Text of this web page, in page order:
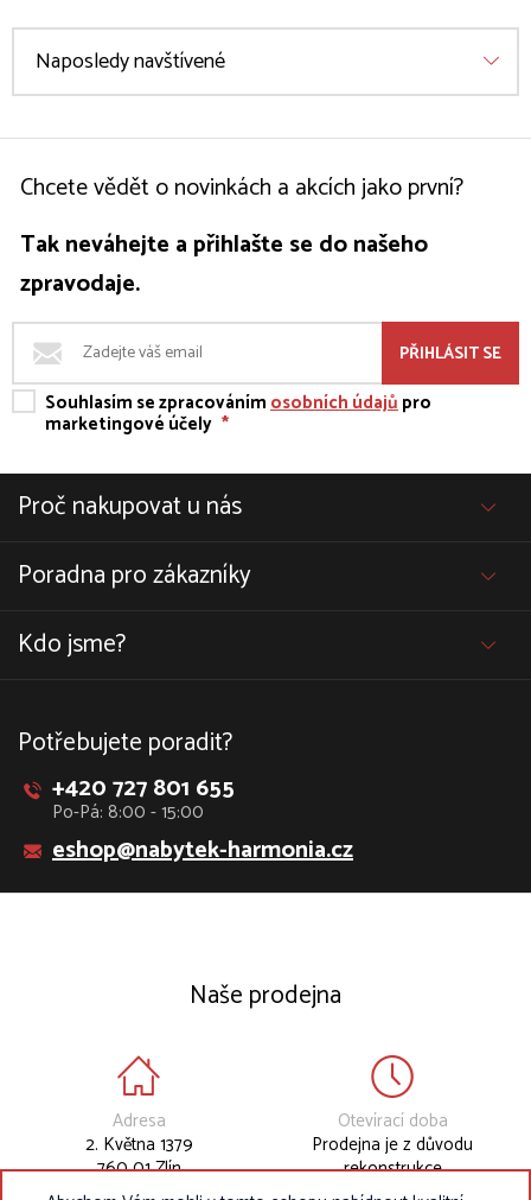
Naposledy navštívené
Chcete vědět o novinkách a akcích jako první?
Tak neváhejte a přihlašte se do našeho
zpravodaje.
PŘIHLÁSIT SE
Souhlasím se zpracovánímosobních údajůpro
marketingové účely *
Proč nakupovat u nás
Poradna pro zákazníky
Kdo jsme?
Potřebujete poradit?
+420 727 801 655
Po-Pá: 8:00 - 15:00
eshop@nabytek-harmonia.cz
Naše prodejna
Adresa
2. Května 1379
760 01 Zlín
Otevírací doba
Prodejna je z důvodu
rekonstrukce
dočasně uzavřena.